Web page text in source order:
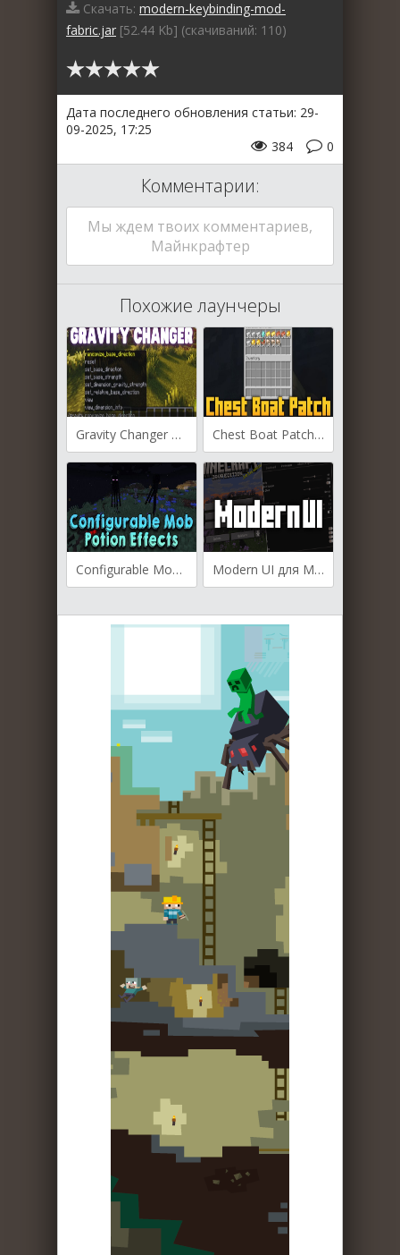
Скачать: modern-keybinding-mod-
fabric.jar [52.44 Kb] (cкачиваний: 110)
Дата последнего обновления статьи: 29-
09-2025, 17:25
0
384
Комментарии:
Мы ждем твоих комментариев,
Майнкрафтер
Похожие лаунчеры
Gravity Changer для Майнкрафт [1.20.4, 1.20.2, 1.20.1] Chest Boat Patch для Майнкрафт [1.21.4, 1.21.1, 1.21]
Configurable Mob Potion Effects для Майнкрафт [1.21.4, 1.21.3, 1.21.1] Modern UI для Майнкрафт [1.20.4, 1.20.2, 1.20.1]